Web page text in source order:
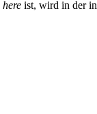
here ist, wird in der